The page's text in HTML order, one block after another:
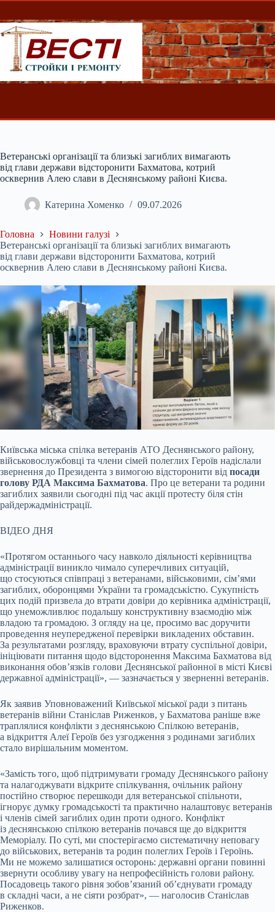
Перейти
вмісту
Ветеранські організації та близькі загиблих вимагають
від глави держави відсторонити Бахматова, котрий
осквернив Алею слави в Деснянському районі Києва.
Катерина Хоменко 09.07.2026
Головна
Новини галузі
Ветеранські організації та близькі загиблих вимагають
від глави держави відсторонити Бахматова, котрий
осквернив Алею слави в Деснянському районі Києва.
Київська міська спілка ветеранів АТО Деснянського району,
військовослужбовці та члени сімей полеглих Героїв надіслали
звернення до Президента з вимогою відсторонити від посади
голову РДА Максима Бахматова. Про це ветерани та родини
загиблих заявили сьогодні під час акції протесту біля стін
райдержадміністрації.
ВІДЕО ДНЯ
«Протягом останнього часу навколо діяльності керівництва
адміністрації виникло чимало суперечливих ситуацій,
що стосуються співпраці з ветеранами, військовими, сім’ями
загиблих, оборонцями України та громадськістю. Сукупність
цих подій призвела до втрати довіри до керівника адміністрації,
що унеможливлює подальшу конструктивну взаємодію між
владою та громадою. З огляду на це, просимо вас доручити
проведення неупередженої перевірки викладених обставин.
За результатами розгляду, враховуючи втрату суспільної довіри,
ініціювати питання щодо відсторонення Максима Бахматова від
виконання обов’язків голови Деснянської районної в місті Києві
державної адміністрації», — зазначається у зверненні ветеранів.
Як заявив Уповноважений Київської міської ради з питань
ветеранів війни Станіслав Риженков, у Бахматова раніше вже
траплялися конфлікти з деснянською Спілкою ветеранів,
а відкриття Алеї Героїв без узгодження з родинами загиблих
стало вирішальним моментом.
«Замість того, щоб підтримувати громаду Деснянського району
та налагоджувати відкрите спілкування, очільник району
постійно створює перешкоди для ветеранської спільноти,
ігнорує думку громадськості та практично налаштовує ветеранів
і членів сімей загиблих один проти одного. Конфлікт
із деснянською спілкою ветеранів почався ще до відкриття
Меморіалу. По суті, ми спостерігаємо систематичну неповагу
до військових, ветеранів та родин полеглих Героїв і Героїнь.
Ми не можемо залишатися осторонь: державні органи повинні
звернути особливу увагу на непрофесійність голови району.
Посадовець такого рівня зобов’язаний об’єднувати громаду
в складні часи, а не сіяти розбрат», — наголосив Станіслав
Риженков.